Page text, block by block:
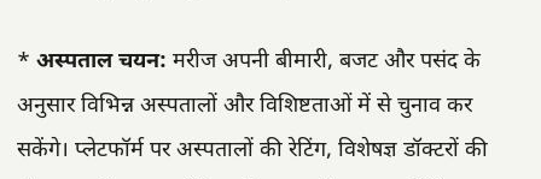
* अस्पताल चयन: मरीज अपनी बीमारी, बजट और पसंद के
अनुसार विभिन्न अस्पतालों और विशिष्टताओं में से चुनाव कर
सकेंगे। प्लेटफॉर्म पर अस्पतालों की रेटिंग, विशेषज्ञ डॉक्टरों की